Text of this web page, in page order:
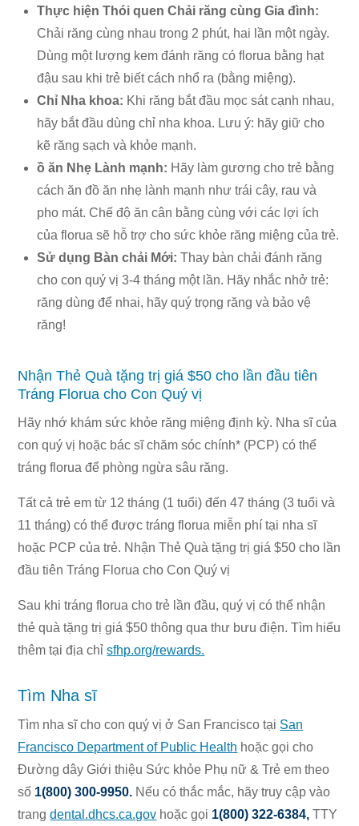
Thực hiện Thói quen Chải răng cùng Gia đình:
Chải răng cùng nhau trong 2 phút, hai lần một ngày.
Dùng một lượng kem đánh răng có florua bằng hạt
đậu sau khi trẻ biết cách nhổ ra (bằng miệng).
Chỉ Nha khoa: Khi răng bắt đầu mọc sát cạnh nhau,
hãy bắt đầu dùng chỉ nha khoa. Lưu ý: hãy giữ cho
kẽ răng sạch và khỏe mạnh.
ồ ăn Nhẹ Lành mạnh: Hãy làm gương cho trẻ bằng
cách ăn đồ ăn nhẹ lành mạnh như trái cây, rau và
pho mát. Chế độ ăn cân bằng cùng với các lợi ích
của florua sẽ hỗ trợ cho sức khỏe răng miệng của trẻ.
Sử dụng Bàn chải Mới: Thay bàn chải đánh răng
cho con quý vị 3-4 tháng một lần. Hãy nhắc nhở trẻ:
răng dùng để nhai, hãy quý trọng răng và bảo vệ
răng!
Nhận Thẻ Quà tặng trị giá $50 cho lần đầu tiên
Tráng Florua cho Con Quý vị
Hãy nhớ khám sức khỏe răng miệng định kỳ. Nha sĩ của
con quý vị hoặc bác sĩ chăm sóc chính* (PCP) có thể
tráng florua để phòng ngừa sâu răng.
Tất cả trẻ em từ 12 tháng (1 tuổi) đến 47 tháng (3 tuổi và
11 tháng) có thể được tráng florua miễn phí tại nha sĩ
hoặc PCP của trẻ. Nhận Thẻ Quà tặng trị giá $50 cho lần
đầu tiên Tráng Florua cho Con Quý vị
Sau khi tráng florua cho trẻ lần đầu, quý vị có thể nhận
thẻ quà tặng trị giá $50 thông qua thư bưu điện. Tìm hiểu
thêm tại địa chỉsfhp.org/rewards.
Tìm Nha sĩ
Tìm nha sĩ cho con quý vị ở San Francisco tại San
Francisco Department of Public Health hoặc gọi cho
Đường dây Giới thiệu Sức khỏe Phụ nữ & Trẻ em theo
số 1(800) 300-9950. Nếu có thắc mắc, hãy truy cập vào
trangdental.dhcs.ca.gov hoặc gọi 1(800) 322-6384, TTY